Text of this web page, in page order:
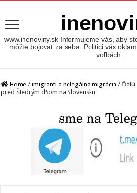
www.inenoviny.sk Informujeme vás, aby
môžte bojovať za seba. Politici vás
voľbách.
Home / imigranti a nelegálna migrácia /
pred Štedrým dňom na Slovensku